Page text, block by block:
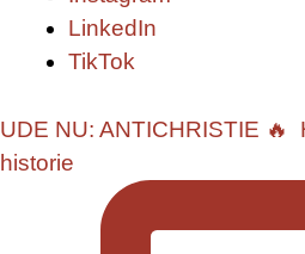
LinkedIn
TikTok
UDE NU: ANTICHRISTIE 🔥⁠
historie